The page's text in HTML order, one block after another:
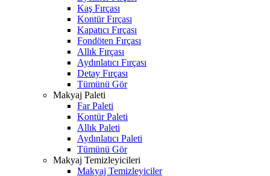
Kaş Fırçası
Kontür Fırçası
Kapatıcı Fırçası
Fondöten Fırçası
Allık Fırçası
Aydınlatıcı Fırçası
Detay Fırçası
Tümünü Gör
Makyaj Paleti
Far Paleti
Kontür Paleti
Allık Paleti
Aydınlatıcı Paleti
Tümünü Gör
Makyaj Temizleyicileri
Makyaj Temizleyiciler